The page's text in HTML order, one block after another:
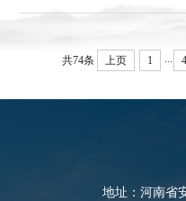
共74条 上页 1 ... 4
地址：河南省